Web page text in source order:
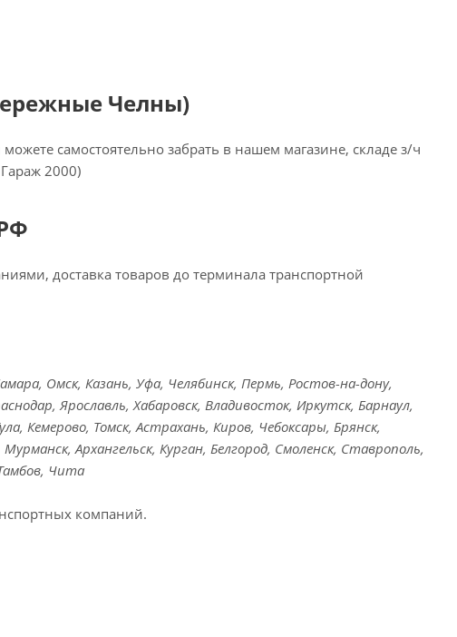
Челны)
самостоятельно забрать в нашем магазине, складе з/ч
2000)
доставка товаров до терминала транспортной
Омск, Казань, Уфа, Челябинск, Пермь, Ростов-на-дону,
Ярославль, Хабаровск, Владивосток, Иркутск, Барнаул,
Кемерово, Томск, Астрахань, Киров, Чебоксары, Брянск,
Архангельск, Курган, Белгород, Смоленск, Ставрополь,
Чита
компаний.